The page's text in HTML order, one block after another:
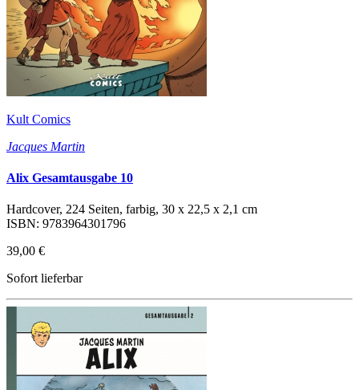
Kult Comics
Jacques Martin
Alix Gesamtausgabe 10
Hardcover, 224 Seiten, farbig, 30 x 22,5 x 2,1 cm
ISBN: 9783964301796
39,00 €
Sofort lieferbar